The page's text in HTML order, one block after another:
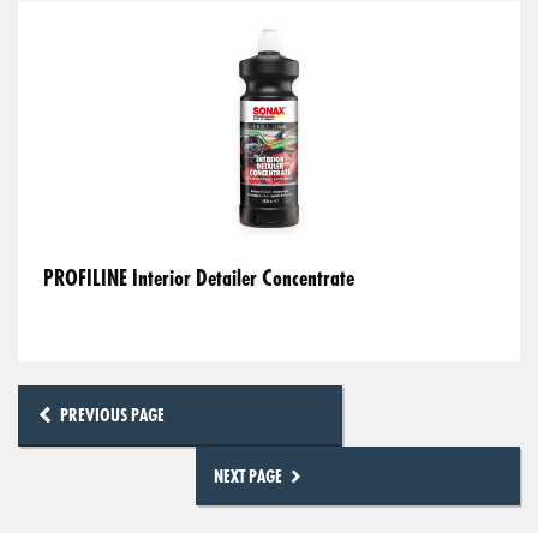
PROFILINE Interior Detailer Concentrate
PREVIOUS PAGE
NEXT PAGE